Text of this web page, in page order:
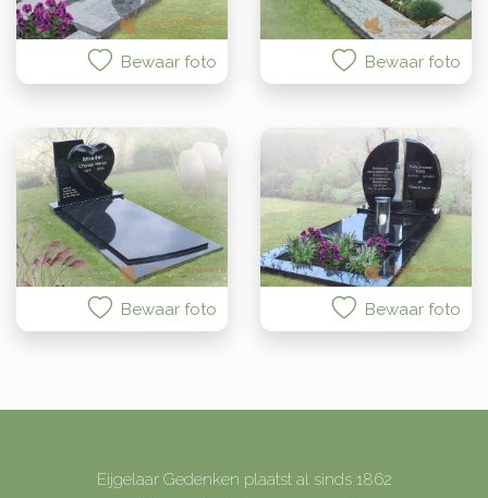
Bewaar foto Bewaar foto
Bewaar foto Bewaar foto
Eijgelaar Gedenken plaatst al sinds 1862